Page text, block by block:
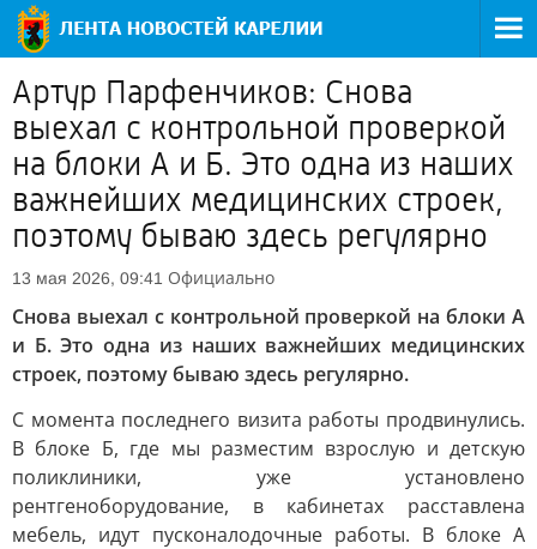
Артур Парфенчиков: Снова
выехал с контрольной проверкой
на блоки А и Б. Это одна из наших
важнейших медицинских строек,
поэтому бываю здесь регулярно
13 мая 2026, 09:41 Официально
Снова выехал с контрольной проверкой на блоки А
и Б. Это одна из наших важнейших медицинских
строек, поэтому бываю здесь регулярно.
С момента последнего визита работы продвинулись.
В блоке Б, где мы разместим взрослую и детскую
поликлиники, уже установлено
рентгеноборудование, в кабинетах расставлена
мебель, идут пусконалодочные работы. В блоке А